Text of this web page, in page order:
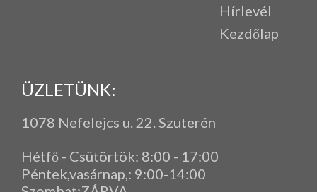
Hírlevél
Kezdőlap
ÜZLETÜNK:
1078 Nefelejcs u. 22. Szuterén
Hétfő - Csütörtök: 8:00 - 17:00
Péntek,vasárnap, : 9:00-14:00